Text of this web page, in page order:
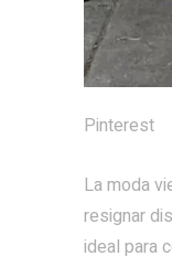
Pinterest
La moda
resignar
ideal para